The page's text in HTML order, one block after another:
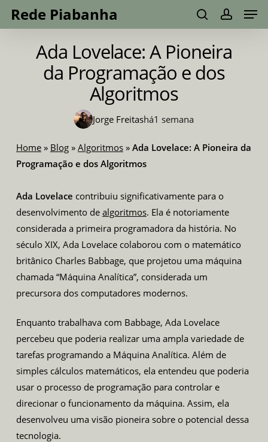
SkipRede Piabanha
searchaccount
Ada Lovelace: A Pioneira
da Programação e dos
Algoritmos
Jorge Freitashá1 semana
Home» Blog» Algoritmos» Ada Lovelace: A Pioneira da
Programação e dos Algoritmos
Ada Lovelace contribuiu significativamente para o
desenvolvimento de algoritmos. Ela é notoriamente
considerada a primeira programadora da história. No
século XIX, Ada Lovelace colaborou com o matemático
britânico Charles Babbage, que projetou uma máquina
chamada “Máquina Analítica”, considerada um
precursora dos computadores modernos.
Enquanto trabalhava com Babbage, Ada Lovelace
percebeu que poderia realizar uma ampla variedade de
tarefas programando a Máquina Analítica. Além de
simples cálculos matemáticos, ela entendeu que poderia
usar o processo de programação para controlar e
direcionar o funcionamento da máquina. Assim, ela
desenvolveu uma visão pioneira sobre o potencial dessa
tecnologia.
Menu